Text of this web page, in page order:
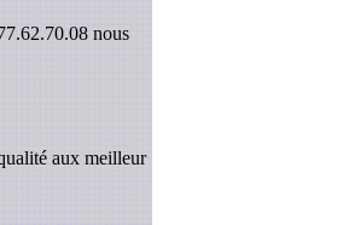
nous
aux meilleur